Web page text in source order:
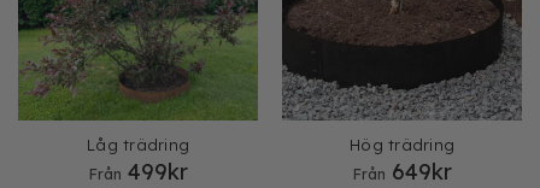
Låg trädring
Från 499kr
Hög trädring
Från 649kr